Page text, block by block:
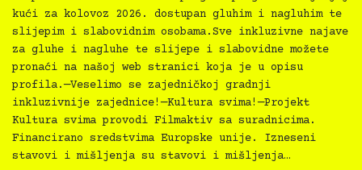
kući za kolovoz 2026. dostupan gluhim i nagluhim te
slijepim i slabovidnim osobama.Sve inkluzivne najave
za gluhe i nagluhe te slijepe i slabovidne možete
pronaći na našoj web stranici koja je u opisu
profila.—Veselimo se zajedničkoj gradnji
inkluzivnije zajednice!—Kultura svima!—Projekt
Kultura svima provodi Filmaktiv sa suradnicima.
Financirano sredstvima Europske unije. Izneseni
stavovi i mišljenja su stavovi i mišljenja…